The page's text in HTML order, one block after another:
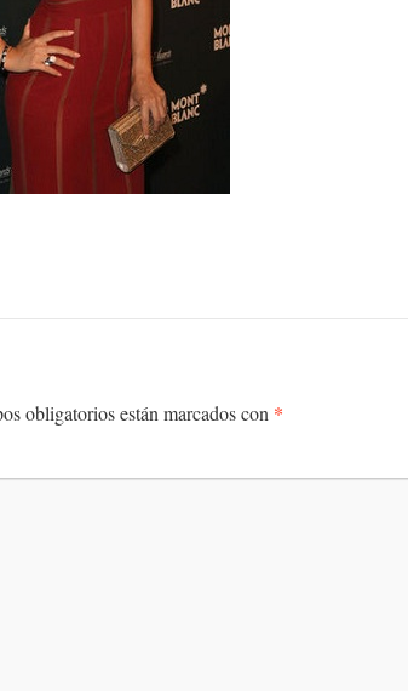
obligatorios están marcados con *